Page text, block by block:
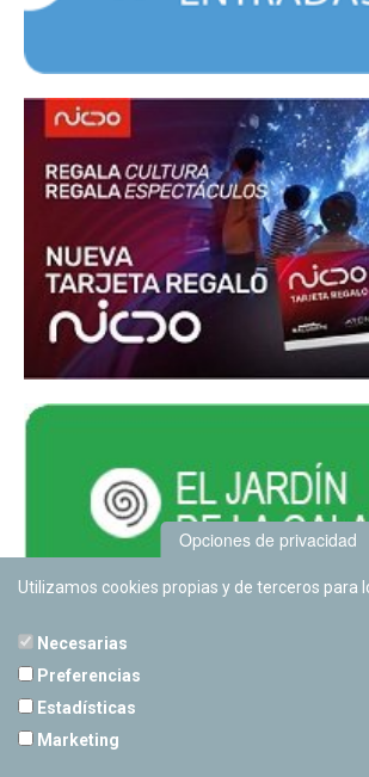
Opciones de privacidad
Utilizamos cookies propias y de terceros para
Necesarias
Preferencias
Estadísticas
Marketing